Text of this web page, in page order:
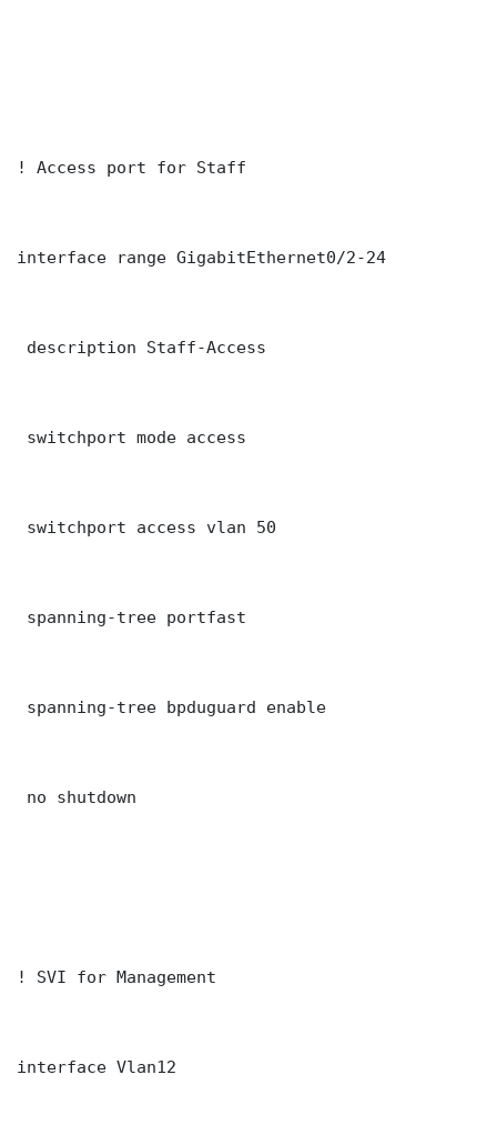
! Access port for Staff
interface range GigabitEthernet0/2-24
description Staff-Access
switchport mode access
switchport access vlan 50
spanning-tree portfast
spanning-tree bpduguard enable
no shutdown
! SVI for Management
interface Vlan12